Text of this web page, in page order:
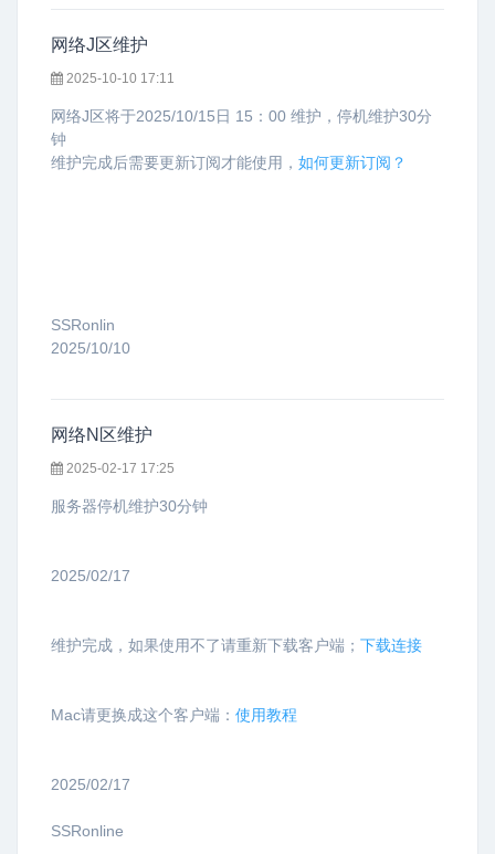
网络J区维护
2025-10-10 17:11
网络J区将于2025/10/15日 15：00 维护，停机维护30分
钟
维护完成后需要更新订阅才能使用， 如何更新订阅？
SSRonlin
2025/10/10
网络N区维护
2025-02-17 17:25
服务器停机维护30分钟
2025/02/17
维护完成，如果使用不了请重新下载客户端； 下载连接
Mac请更换成这个客户端： 使用教程
2025/02/17
SSRonline